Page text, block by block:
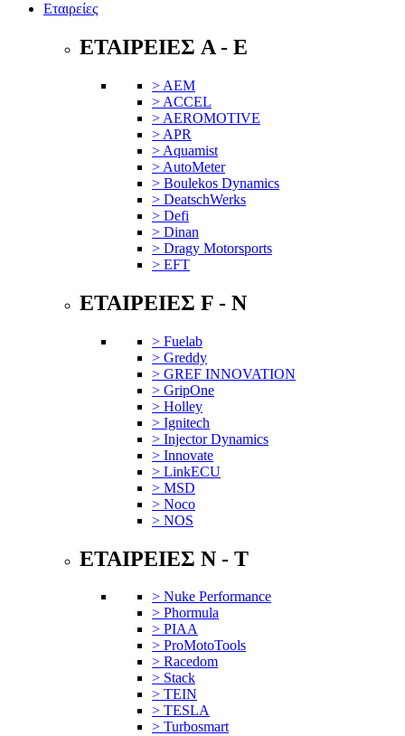
Εταιρείες
ΕΤΑΙΡΕΙΕΣ A - E
> AEM
> ACCEL
> AEROMOTIVE
> APR
> Aquamist
> AutoMeter
> Boulekos Dynamics
> DeatschWerks
> Defi
> Dinan
> Dragy Motorsports
> EFT
ΕΤΑΙΡΕΙΕΣ F - N
> Fuelab
> Greddy
> GREF INNOVATION
> GripOne
> Holley
> Ignitech
> Injector Dynamics
> Innovate
> LinkECU
> MSD
> Noco
> NOS
ΕΤΑΙΡΕΙΕΣ N - T
> Nuke Performance
> Phormula
> PIAA
> ProMotoTools
> Racedom
> Stack
> TEIN
> TESLA
> Turbosmart